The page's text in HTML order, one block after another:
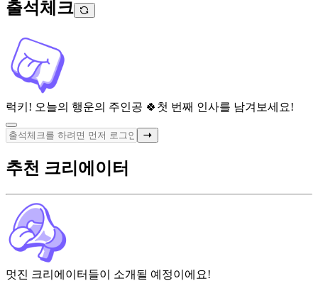
출석체크
럭키! 오늘의 행운의 주인공 🍀 첫 번째 인사를 남겨보세요!
추천 크리에이터
멋진 크리에이터들이 소개될 예정이에요!